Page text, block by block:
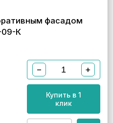
фасадом
К
− +
Купить в 1
клик